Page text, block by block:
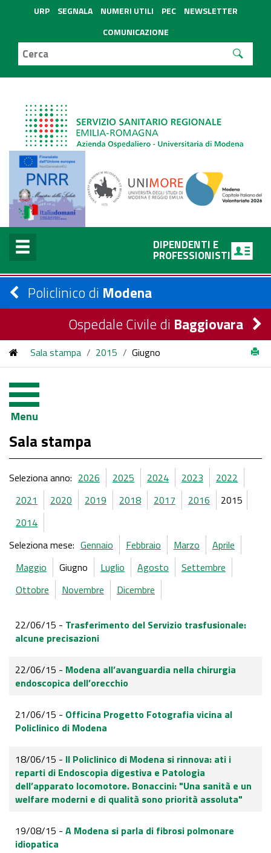
URP SEGNALA NUMERI UTILI PEC
NEWSLETTER
COMUNICAZIONE
DIPENDENTI E
PROFESSIONISTI
Policlinico di Modena
Ospedale Civile di Baggiovara
Sala stampa / 2015 / Giugno
Menu
Sala stampa
Seleziona anno: 2026 2025 2024 2023
2022
2021
2020 2019 2018 2017 2016
2015
2014
Seleziona mese: Gennaio Febbraio Marzo
Aprile
Maggio
Giugno Luglio Agosto
Settembre
Ottobre
Novembre Dicembre
22/06/15 - Trasferimento del Servizio trasfusionale:
alcune precisazioni
22/06/15 - Modena all’avanguardia nella chirurgia
endoscopica dell’orecchio
21/06/15 - Officina Progetto Fotografia vicina al
Policlinico di Modena
18/06/15 - Il Policlinico di Modena si rinnova: ati i
reparti di Endoscopia digestiva e Patologia
dell’apparato locomotore. Bonaccini: "Una sanità e un
welfare moderni e di qualità sono priorità assoluta"
19/08/15 - A Modena si parla di fibrosi polmonare
idiopatica